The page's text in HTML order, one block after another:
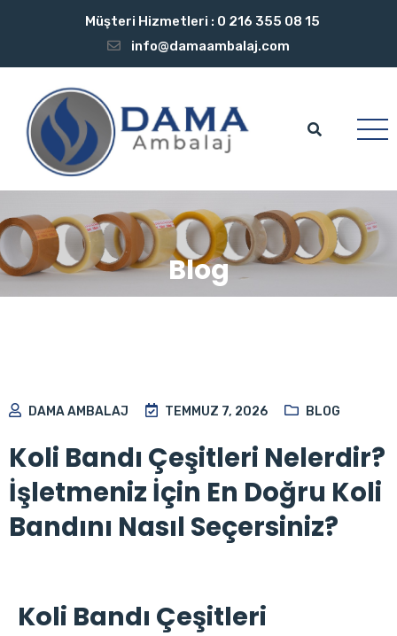
Müşteri Hizmetleri : 0 216 355 08 15
info@damaambalaj.com
Blog
DAMA AMBALAJ TEMMUZ 7, 2026 BLOG
Koli Bandı Çeşitleri Nelerdir?
İşletmeniz İçin En Doğru Koli
Bandını Nasıl Seçersiniz?
Koli Bandı Çeşitleri